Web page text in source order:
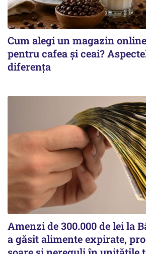
Cum alegi un magazin
pentru cafea și ceai?
diferența
Amenzi de 300.000 de lei la
a găsit alimente expirate,